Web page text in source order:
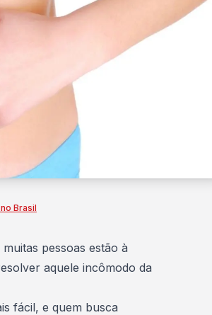
Brasil
pessoas estão à
aquele incômodo da
fácil, e quem busca